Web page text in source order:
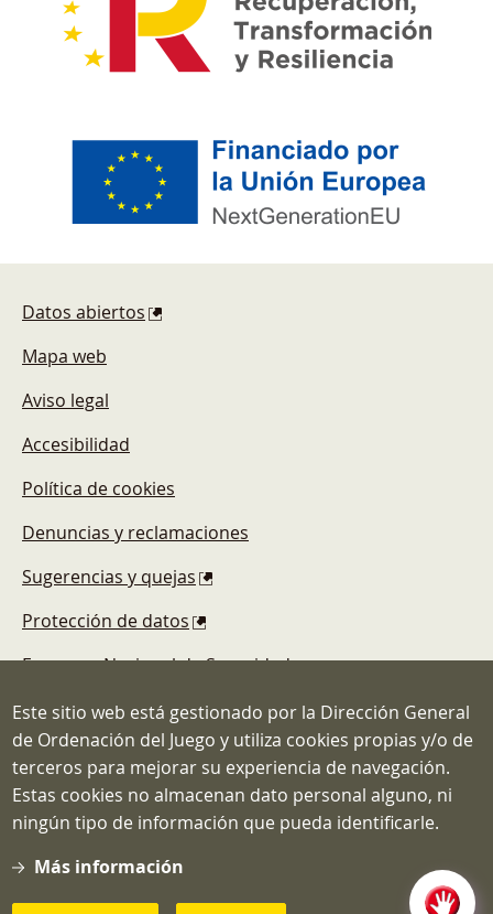
Datos abiertos
Mapa web
Aviso legal
Accesibilidad
Política de cookies
Denuncias y reclamaciones
Sugerencias y quejas
Protección de datos
Esquema Nacional de Seguridad
Dirección General de Ordenación del
Juego
Teléfono: 91.571.40.80
Correo: info@ordenacionjuego.gob.es
Este sitio web está gestionado por la Dirección General
de Ordenación del Juego y utiliza cookies propias y/o de
terceros para mejorar su experiencia de navegación.
Estas cookies no almacenan dato personal alguno, ni
ningún tipo de información que pueda identificarle.
Más información